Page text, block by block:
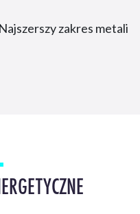
Najszerszy zakres metali